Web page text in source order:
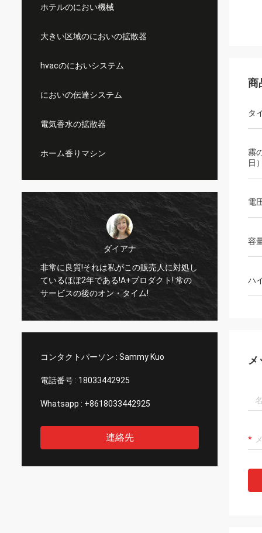
ホテルのにおい機械
大きい区域のにおいの拡散器
hvacのにおいシステム
においの伝達システム
電気香水の拡散器
ホーム香りマシン
ダイアナ
非常に良質!それは私がこの販売人に対処し
ているほぼ2年である!A+プロダクト! 常の
サービスの後のオン・タイム!
である。 非常に専門のにお
造業者
コンタクトパーソン : Sammy Kuo
電話番号 : 18033442925
Whatsapp : +8618033442925
連絡先
商
タ
霧
日
電
容
ハ